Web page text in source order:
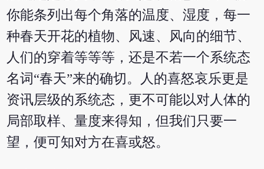
你能条列出每个角落的温度、湿度，每一
种春天开花的植物、风速、风向的细节、
人们的穿着等等等，还是不若一个系统态
名词“春天”来的确切。人的喜怒哀乐更是
资讯层级的系统态，更不可能以对人体的
局部取样、量度来得知，但我们只要一
望，便可知对方在喜或怒。